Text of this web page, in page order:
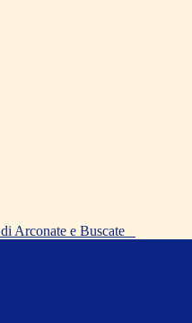
di Arconate e Buscate